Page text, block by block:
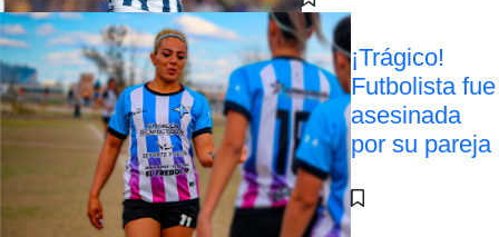
¡Trágico!
Futbolista fue
asesinada
por su pareja